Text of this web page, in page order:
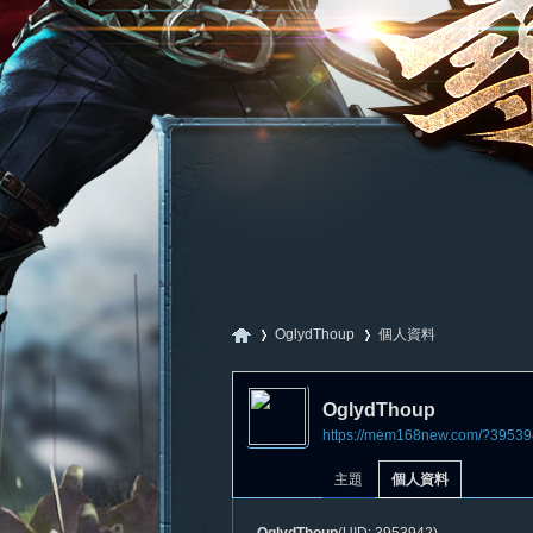
OglydThoup
›
個人資料
OglydThoup
https://mem168new.com/
主題 個人資料